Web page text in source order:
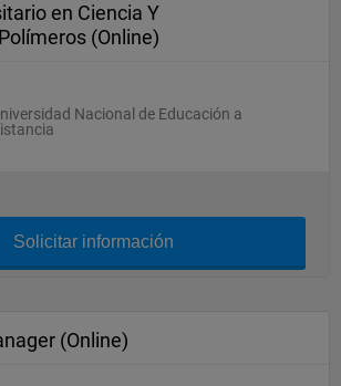
en Ciencia Y
(Online)
Nacional de Educación a
Solicitar información
(Online)